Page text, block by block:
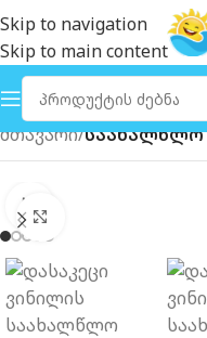
Skip to navigation
Skip to main content
მთავარი საახალწლო